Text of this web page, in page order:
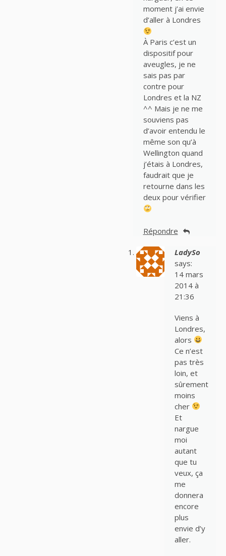
moment j’ai envie
d’aller à Londres
À Paris c’est un
dispositif pour
aveugles, je ne
sais pas par
contre pour
Londres et la NZ
^^ Mais je ne me
souviens pas
d’avoir entendu le
même son qu’à
Wellington quand
j’étais à Londres,
faudrait que je
retourne dans les
deux pour vérifier
Répondre
LadySo
says:
14 mars
2014 à
21:36
Viens à
Londres,
alors
Ce n’est
pas très
loin, et
sûrement
moins
cher
Et
nargue
moi
autant
que tu
veux, ça
me
donnera
encore
plus
envie d’y
aller.